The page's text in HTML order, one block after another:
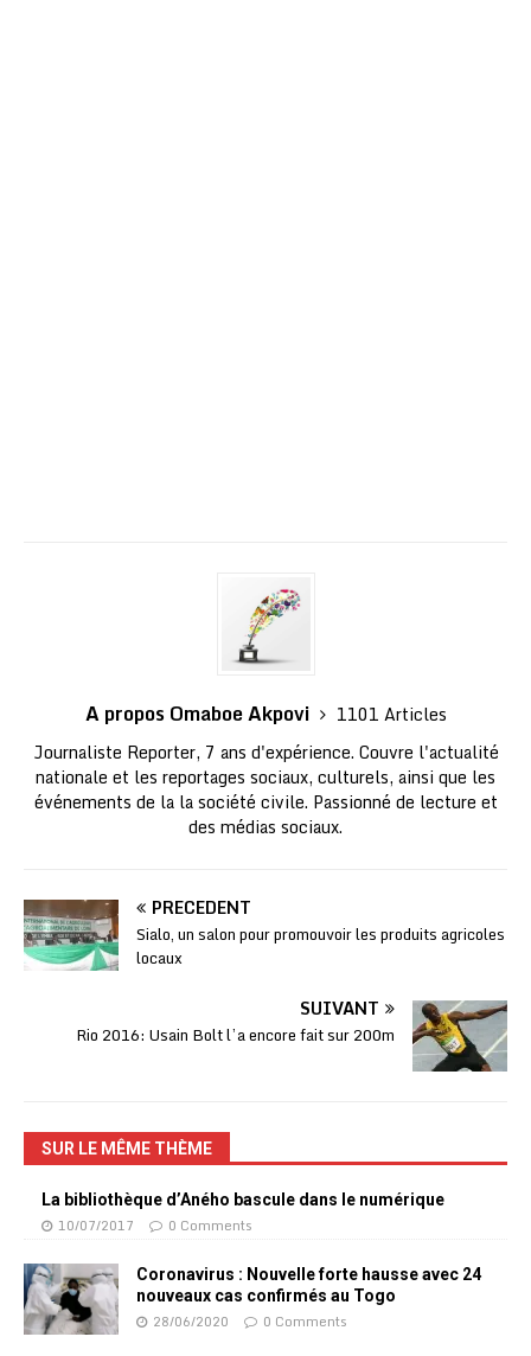
A propos Omaboe Akpovi
1101 Articles
Journaliste Reporter, 7 ans d'expérience. Couvre l'actualité
nationale et les reportages sociaux, culturels, ainsi que les
événements de la la société civile. Passionné de lecture et
des médias sociaux.
PRÉCÉDENT
Sialo, un salon pour promouvoir les produits agricoles
locaux
SUIVANT
Rio 2016: Usain Bolt l’a encore fait sur 200m
SUR LE MÊME THÈME
La bibliothèque d’Aného bascule dans le numérique
10/07/2017 0 Comments
Coronavirus : Nouvelle forte hausse avec 24
nouveaux cas confirmés au Togo
28/06/2020 0 Comments